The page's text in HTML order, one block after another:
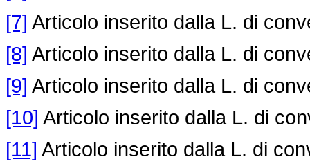
[7] Articolo inserito dalla L. di
[8] Articolo inserito dalla L. di
[9] Articolo inserito dalla L. di
[10] Articolo inserito dalla L. di
[11] Articolo inserito dalla L. di